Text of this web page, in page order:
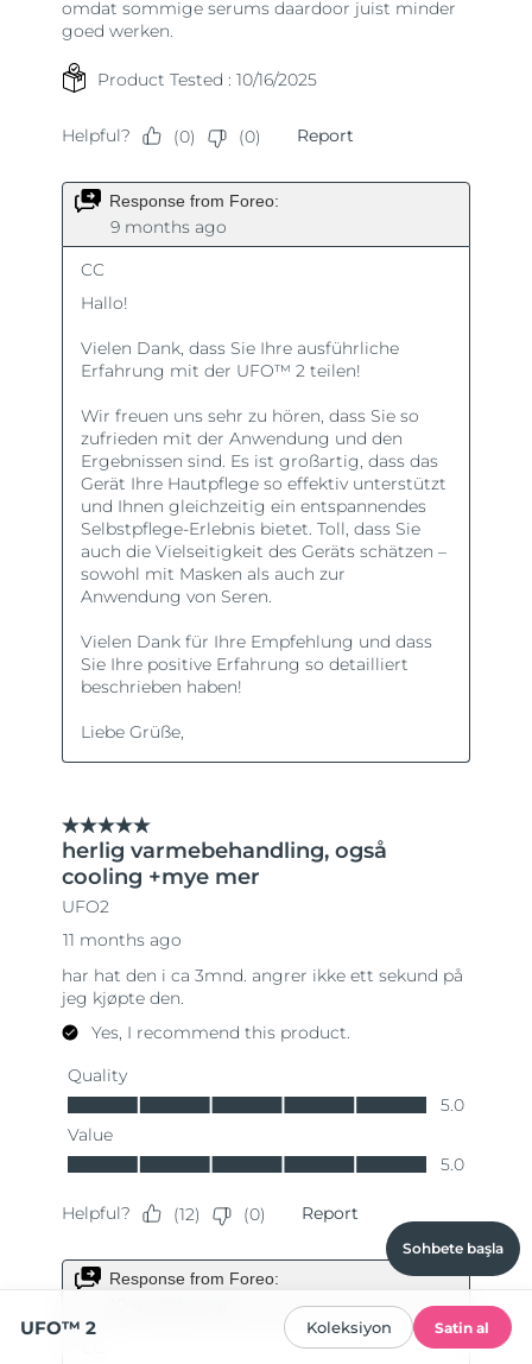
Sohbete başla
UFO™ 2 Koleksiyon Satin al